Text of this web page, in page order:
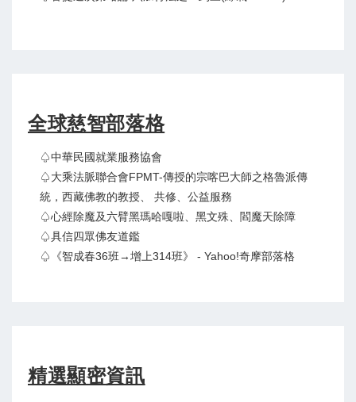
全球慈智部落格
♤中華民國就業服務協會
♤大乘法脈聯合會FPMT-傳授的宗喀巴大師之格魯派傳
統，西藏佛教的教授、 共修、公益服務
♤心經除魔及六臂黑瑪哈嘎啦、黑文殊、閻魔天除障
♤具信四眾佛友道鑑
♤《智成春36班→增上314班》 - Yahoo!奇摩部落格
精選顯密資訊